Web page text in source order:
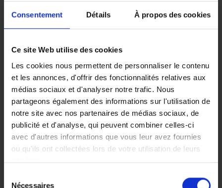
Consentement Détails À propos des cookies
Ce site Web utilise des cookies
Les cookies nous permettent de personnaliser le contenu
et les annonces, d'offrir des fonctionnalités relatives aux
médias sociaux et d'analyser notre trafic. Nous
partageons également des informations sur l'utilisation de
notre site avec nos partenaires de médias sociaux, de
publicité et d'analyse, qui peuvent combiner celles-ci
avec d'autres informations que vous leur avez fournies
ou qu'ils ont collectées lors de votre utilisation de leurs
services.
Vous pouvez librement donner, refuser ou retirer votre
Nécessaires
d’expertise.
Nous avons créé despôles métiers distincts
spécialisation tout en permettant la polyvalence.
Nous avons bâti unencadrement de
proximitésans clivage : nous formons et
disposons d’une seule équipe, soudée,
coordonnée et solidaire.
Régulièrement, par le biaisd’analyse de
pratiques professionnelles, nous affrontons
ensemble les situations les plus complexes.
En vous prenant en charge, nous vous
garantissonsun suivi qualité rigoureux, basé
de votre famille.